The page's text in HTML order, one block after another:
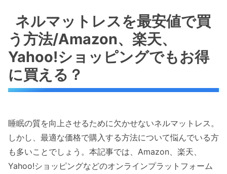
ネルマットレスを最安値で買
う方法/Amazon、楽天、
Yahoo!ショッピングでもお得
に買える？
睡眠の質を向上させるために欠かせないネルマットレス。
しかし、最適な価格で購入する方法について悩んでいる方
も多いことでしょう。本記事では、Amazon、楽天、
Yahoo!ショッピングなどのオンラインプラットフォーム